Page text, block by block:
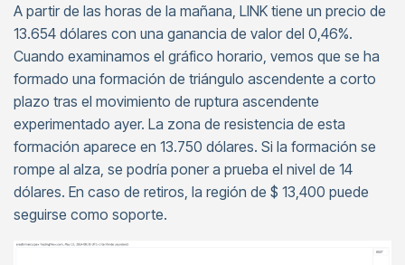
A partir de las horas de la mañana, LINK tiene un precio de
13.654 dólares con una ganancia de valor del 0,46%.
Cuando examinamos el gráfico horario, vemos que se ha
formado una formación de triángulo ascendente a corto
plazo tras el movimiento de ruptura ascendente
experimentado ayer. La zona de resistencia de esta
formación aparece en 13.750 dólares. Si la formación se
rompe al alza, se podría poner a prueba el nivel de 14
dólares. En caso de retiros, la región de $ 13,400 puede
seguirse como soporte.